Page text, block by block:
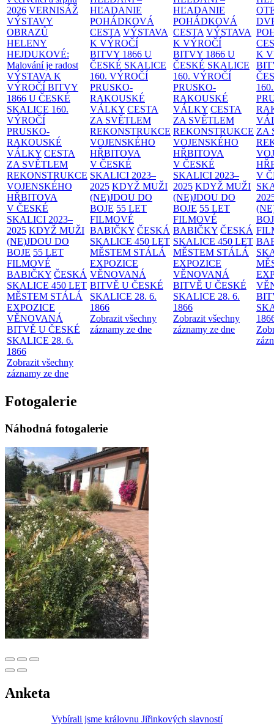
2026 VERNISÁŽ
VÝSTAVY
OBRAZŮ
HELENY
HEJDUKOVÉ:
Malování je radost
VÝSTAVA K
VÝROČÍ BITVY
1866 U ČESKÉ
SKALICE 160.
VÝROČÍ
PRUSKO-
RAKOUSKÉ
VÁLKY CESTA
ZA SVĚTLEM
REKONSTRUKCE
VOJENSKÉHO
HŘBITOVA
V ČESKÉ
SKALICI 2023–
2025 KDYŽ MUŽI
(NE)JDOU DO
BOJE 55 LET
FILMOVÉ
BABIČKY ČESKÁ
SKALICE 450 LET
MĚSTEM STÁLÁ
EXPOZICE
VĚNOVANÁ
BITVĚ U ČESKÉ
SKALICE 28. 6.
1866
Zobrazit všechny
záznamy ze dne
HĽADANIE
POHÁDKOVÁ
CESTA VÝSTAVA
K VÝROČÍ
BITVY 1866 U
ČESKÉ SKALICE
160. VÝROČÍ
PRUSKO-
RAKOUSKÉ
VÁLKY CESTA
ZA SVĚTLEM
REKONSTRUKCE
VOJENSKÉHO
HŘBITOVA
V ČESKÉ
SKALICI 2023–
2025 KDYŽ MUŽI
(NE)JDOU DO
BOJE 55 LET
FILMOVÉ
BABIČKY ČESKÁ
SKALICE 450 LET
MĚSTEM STÁLÁ
EXPOZICE
VĚNOVANÁ
BITVĚ U ČESKÉ
SKALICE 28. 6.
1866
Zobrazit všechny
záznamy ze dne
HĽADANIE
POHÁDKOVÁ
CESTA VÝSTAVA
K VÝROČÍ
BITVY 1866 U
ČESKÉ SKALICE
160. VÝROČÍ
PRUSKO-
RAKOUSKÉ
VÁLKY CESTA
ZA SVĚTLEM
REKONSTRUKCE
VOJENSKÉHO
HŘBITOVA
V ČESKÉ
SKALICI 2023–
2025 KDYŽ MUŽI
(NE)JDOU DO
BOJE 55 LET
FILMOVÉ
BABIČKY ČESKÁ
SKALICE 450 LET
MĚSTEM STÁLÁ
EXPOZICE
VĚNOVANÁ
BITVĚ U ČESKÉ
SKALICE 28. 6.
1866
Zobrazit všechny
záznamy ze dne
K
ZA
V
Fotogalerie
Náhodná fotogalerie
Anketa
Vybírali jsme královnu Jiřinkových slavností